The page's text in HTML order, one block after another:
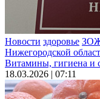
Новости здоровье
Нижегородской
Витамины, гигиена и
18.03.2026 | 07:11